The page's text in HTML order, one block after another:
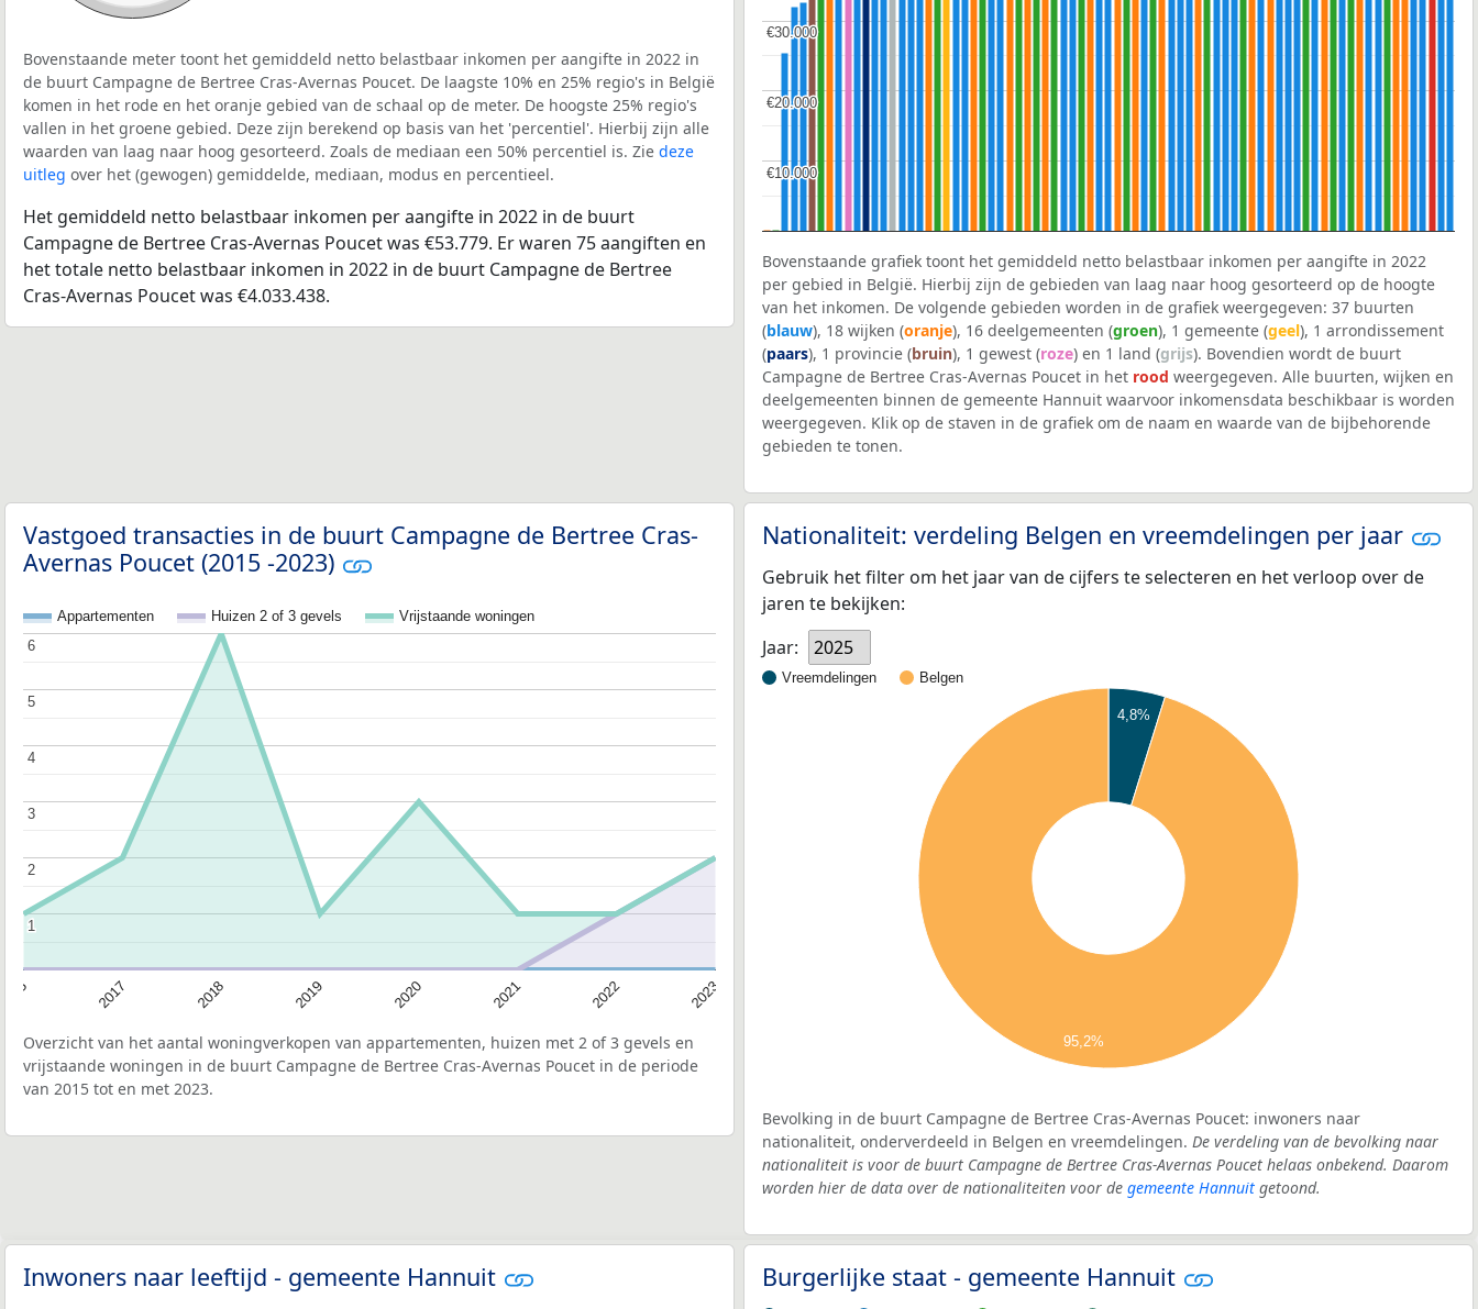
Bovenstaande meter toont het gemiddeld netto belastbaar inkomen per aangifte in 2022 in
de buurt Campagne de Bertree Cras-Avernas Poucet. De laagste 10% en 25% regio's in België
komen in het rode en het oranje gebied van de schaal op de meter. De hoogste 25% regio's
vallen in het groene gebied. Deze zijn berekend op basis van het 'percentiel'. Hierbij zijn alle
waarden van laag naar hoog gesorteerd. Zoals de mediaan een 50% percentiel is. Zie deze
uitleg over het (gewogen) gemiddelde, mediaan, modus en percentieel.
Het gemiddeld netto belastbaar inkomen per aangifte in 2022 in de buurt
Campagne de Bertree Cras-Avernas Poucet was €53.779. Er waren 75 aangiften en
het totale netto belastbaar inkomen in 2022 in de buurt Campagne de Bertree
Cras-Avernas Poucet was €4.033.438.
€10.000
€10.000
€20.000
€20.000
€30.000
€30.000
Bovenstaande grafiek toont het gemiddeld netto belastbaar inkomen per aangifte in 2022
per gebied in België. Hierbij zijn de gebieden van laag naar hoog gesorteerd op de hoogte
van het inkomen. De volgende gebieden worden in de grafiek weergegeven: 37 buurten
(blauw), 18 wijken (oranje), 16 deelgemeenten (groen), 1 gemeente (geel), 1 arrondissement
(paars), 1 provincie (bruin), 1 gewest (roze) en 1 land (grijs). Bovendien wordt de buurt
Campagne de Bertree Cras-Avernas Poucet in het rood weergegeven. Alle buurten, wijken en
deelgemeenten binnen de gemeente Hannuit waarvoor inkomensdata beschikbaar is worden
weergegeven. Klik op de staven in de grafiek om de naam en waarde van de bijbehorende
gebieden te tonen.
Vastgoed transacties in de buurt Campagne de Bertree Cras-
Avernas Poucet (2015 -2023)
Appartementen Huizen 2 of 3 gevels Vrijstaande woningen
2017 2018 2019 2020 2021 2022 2023
1
1
2
2
3
3
4
4
5
5
6
6
Overzicht van het aantal woningverkopen van appartementen, huizen met 2 of 3 gevels en
vrijstaande woningen in de buurt Campagne de Bertree Cras-Avernas Poucet in de periode
van 2015 tot en met 2023.
Nationaliteit: verdeling Belgen en vreemdelingen per jaar
Gebruik het filter om het jaar van de cijfers te selecteren en het verloop over de
jaren te bekijken:
Jaar:
2025
Vreemdelingen Belgen
4,8%
95,2%
Bevolking in de buurt Campagne de Bertree Cras-Avernas Poucet: inwoners naar
nationaliteit, onderverdeeld in Belgen en vreemdelingen. De verdeling van de bevolking naar
nationaliteit is voor de buurt Campagne de Bertree Cras-Avernas Poucet helaas onbekend. Daarom
worden hier de data over de nationaliteiten voor de gemeente Hannuit getoond.
Inwoners naar leeftijd - gemeente Hannuit Burgerlijke staat - gemeente Hannuit